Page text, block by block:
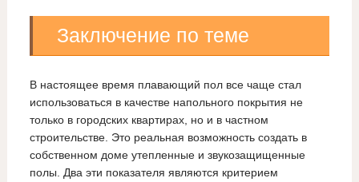
Заключение по теме
В настоящее время плавающий пол все чаще стал
использоваться в качестве напольного покрытия не
только в городских квартирах, но и в частном
строительстве. Это реальная возможность создать в
собственном доме утепленные и звукозащищенные
полы. Два эти показателя являются критерием